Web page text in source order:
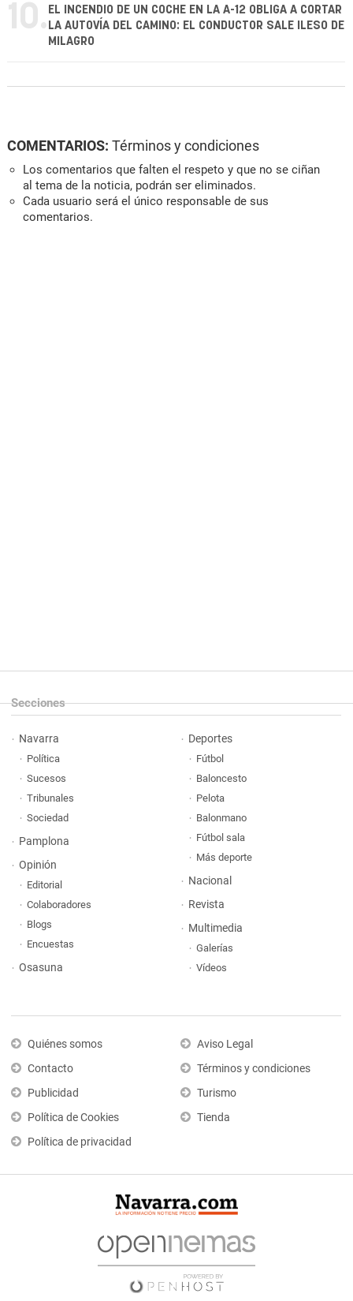
10. EL INCENDIO DE UN COCHE EN LA A-12 OBLIGA A CORTAR
LA AUTOVÍA DEL CAMINO: EL CONDUCTOR SALE ILESO DE
MILAGRO
COMENTARIOS: Términos y condiciones
Los comentarios que falten el respeto y que no se ciñan
al tema de la noticia, podrán ser eliminados.
Cada usuario será el único responsable de sus
comentarios.
Secciones
Navarra
Política
Sucesos
Tribunales
Sociedad
Pamplona
Opinión
Editorial
Colaboradores
Blogs
Encuestas
Osasuna
Deportes
Fútbol
Baloncesto
Pelota
Balonmano
Fútbol sala
Más deporte
Nacional
Revista
Multimedia
Galerías
Vídeos
Quiénes somos
Contacto
Publicidad
Política de Cookies
Política de privacidad
Aviso Legal
Términos y condiciones
Turismo
Tienda